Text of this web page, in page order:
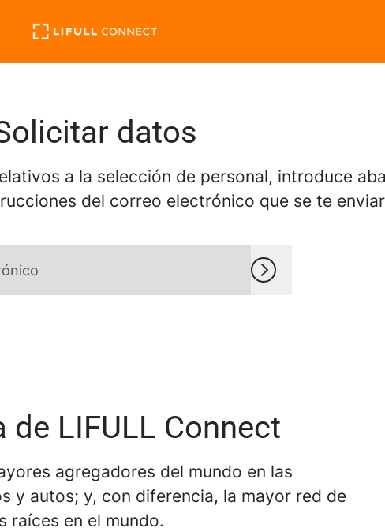
datos
a la selección de personal, introduce
del correo electrónico que se te
de LIFULL Connect
agregadores del mundo en las
y autos; y, con diferencia, la mayor red de
raíces en el mundo.